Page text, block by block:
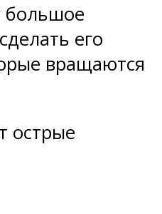
большое
его
вращаются
острые